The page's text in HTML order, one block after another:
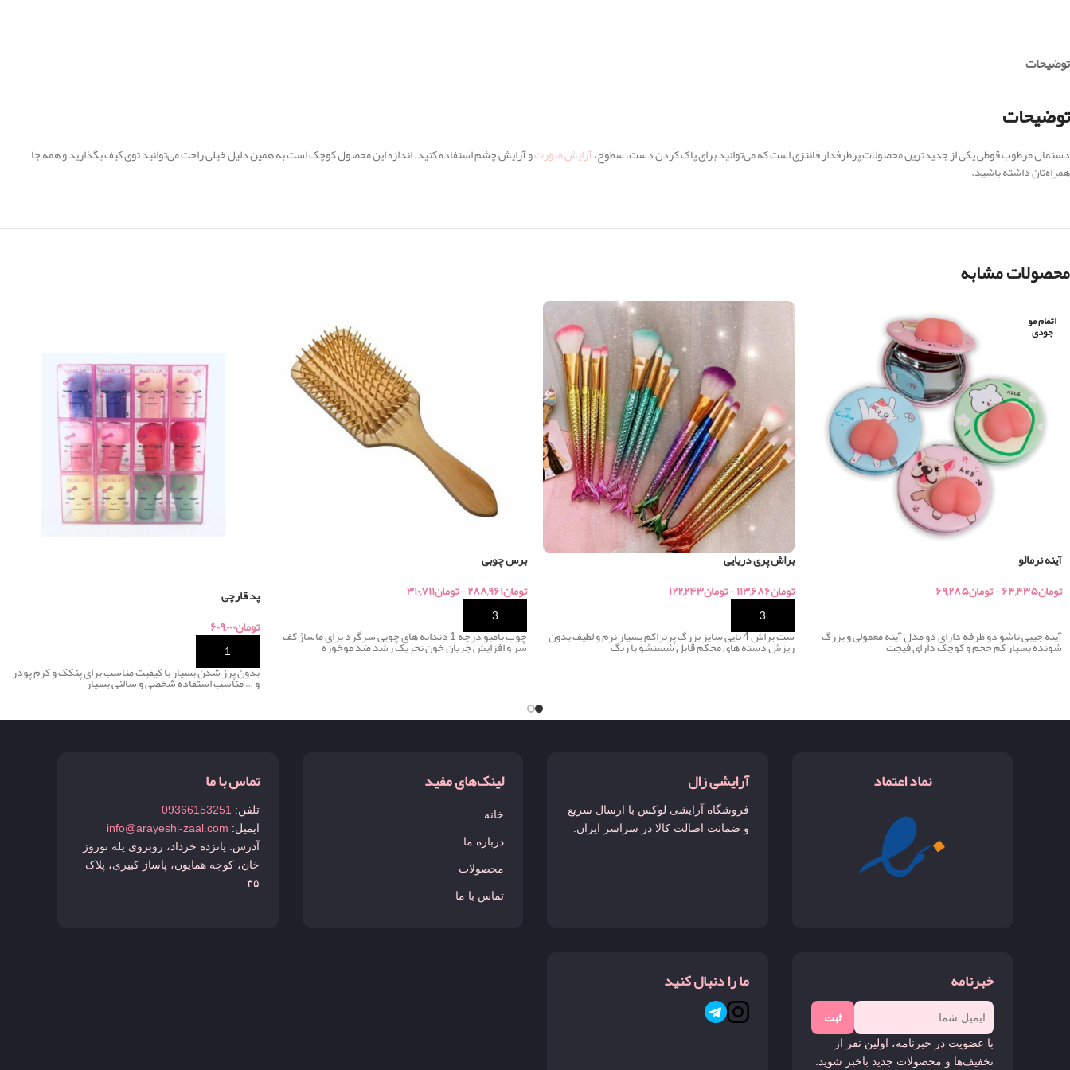
توضیحات
توضیحات
دستمال مرطوب قوطی یکی از جدیدترین محصولات پرطرفدار فانتزی است که می‌توانید برای پاک کردن دست، سطوح،آرایش صورتو آرایش چشم استفاده کنید. اندازه این محصول کوچک است به همین دلیل خیلی راحت می‌توانید توی کیف بگذارید و همه جا
همراه‌تان داشته باشید.
محصولات مشابه
اتمام مو
جودی
آینه نرمالو
تومان۶۴,۴۳۵-تومان۶۹,۲۸۵
آینه جیبی تاشو دو طرفه دارای دو مدل آینه معمولی و بزرگ
شونده بسیار کم حجم و کوچک دارای فیجت
براش پری دریایی
تومان۱۱۳,۶۸۶-تومان۱۲۲,۲۴۳
ست براش 4 تایی سایز بزرگ پرتراکم بسیار نرم و لطیف بدون
ریزش دسته های محکم قابل شستشو با رنگ
برس چوبی
تومان۲۸۸,۹۶۱-تومان۳۱۰,۷۱۱
چوب بامبو درجه 1 دندانه های چوبی سرگرد برای ماساژ کف
سر و افزایش جریان خون تحریک رشد ضد موخوره
پد قارچی
تومان۶۰۹,۰۰۰
خرید
بدون پرز شدن بسیار با کیفیت مناسب برای پنکک و کرم پودر
و … مناسب استفاده شخصی و سالنی بسیار
نماد اعتماد آرایشی زال
فروشگاه آرایشی لوکس با ارسال سریع
و ضمانت اصالت کالا در سراسر ایران.
لینک‌های مفید
خانه
درباره ما
محصولات
تماس با ما
تماس با ما
تلفن: 09366153251
ایمیل: info@arayeshi-zaal.com
آدرس: پانزده خرداد، روبروی پله نوروز
خان، کوچه همایون، پاساژ کبیری، پلاک
۳۵
خبرنامه
ثبت
با عضویت در خبرنامه، اولین نفر از
تخفیف‌ها و محصولات جدید باخبر شوید.
ما را دنبال کنید